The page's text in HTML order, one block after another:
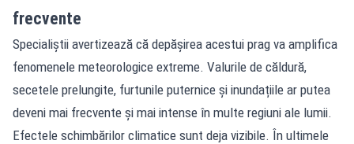
frecvente
Specialiștii avertizează că depășirea acestui prag va amplifica
fenomenele meteorologice extreme. Valurile de căldură,
secetele prelungite, furtunile puternice și inundațiile ar putea
deveni mai frecvente și mai intense în multe regiuni ale lumii.
Efectele schimbărilor climatice sunt deja vizibile. În ultimele